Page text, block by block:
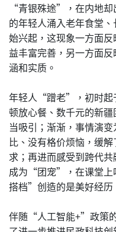
“青银殊途”，在内地却
的年轻人涌入老年食堂
始兴起，这现象一方面
益丰富完善，另一方面
涵和实质。
年轻人“蹭老”，初时起
顿放心餐、数千元的新
当吸引；渐渐，事情演
比、没有格价烦恼，缓
求；再进而感受到跨代
成为“团宠”，在课堂上
搭档”创造的是美好经历
伴随“人工智能+”政策